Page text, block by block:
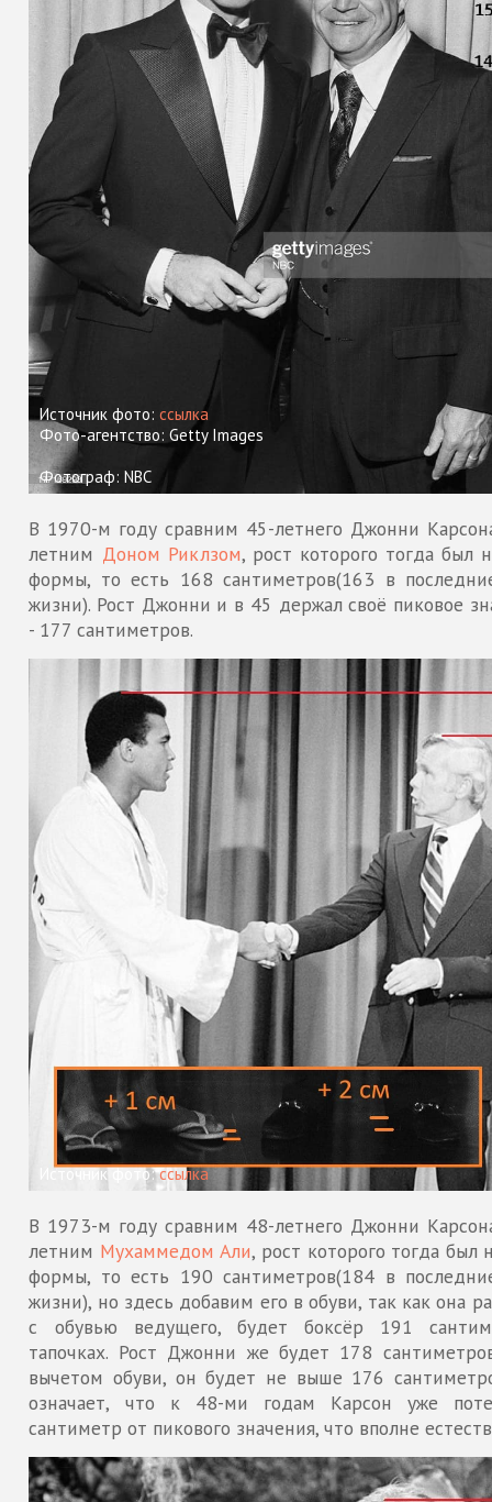
Источник фото:ссылка
Фото-агентство: Getty Images
Фотограф: NBC
В 1970-м году сравним 45-летнего Джонни
летним Доном Риклзом, рост которого тогда был
формы, то есть 168 сантиметров(163 в
жизни). Рост Джонни и в 45 держал своё пиковое
- 177 сантиметров.
Источник фото:ссылка
В 1973-м году сравним 48-летнего Джонни
летним Мухаммедом Али, рост которого тогда был
формы, то есть 190 сантиметров(184 в
жизни), но здесь добавим его в обуви, так как она
с обувью ведущего, будет боксёр 191
тапочках. Рост Джонни же будет 178
вычетом обуви, он будет не выше 176
означает, что к 48-ми годам Карсон уже
сантиметр от пикового значения, что вполне